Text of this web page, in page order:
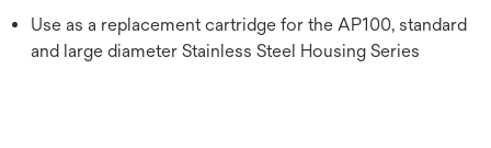
Use as a replacement cartridge for the AP100, standard
and large diameter Stainless Steel Housing Series